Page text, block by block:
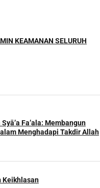
KEAMANAN SELURUH
Fa’ala: Membangun
Menghadapi Takdir Allah
Keikhlasan